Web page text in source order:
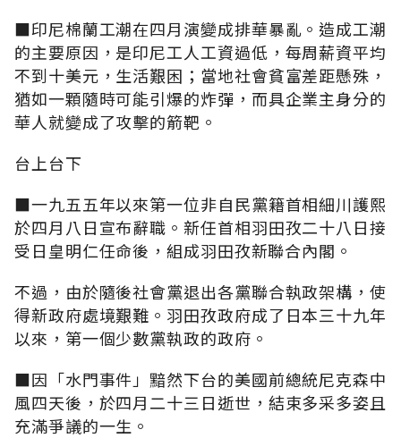
■印尼棉蘭工潮在四月演變成排華暴亂。造成工潮
的主要原因，是印尼工人工資過低，每周薪資平均
不到十美元，生活艱困；當地社會貧富差距懸殊，
猶如一顆隨時可能引爆的炸彈，而具企業主身分的
華人就變成了攻擊的箭靶。
台上台下
■一九五五年以來第一位非自民黨籍首相細川護熙
於四月八日宣布辭職。新任首相羽田孜二十八日接
受日皇明仁任命後，組成羽田孜新聯合內閣。
不過，由於隨後社會黨退出各黨聯合執政架構，使
得新政府處境艱難。羽田孜政府成了日本三十九年
以來，第一個少數黨執政的政府。
■因「水門事件」黯然下台的美國前總統尼克森中
風四天後，於四月二十三日逝世，結束多采多姿且
充滿爭議的一生。